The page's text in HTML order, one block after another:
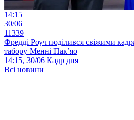
14:15
30/06
11339
Фредді Роуч поділився свіжими
табору Менні Пак’яо
14:15, 30/06 Кадр дня
Всі новини